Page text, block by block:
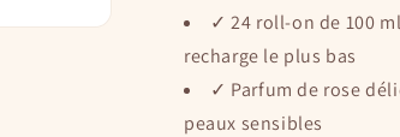
✓ 24 roll-on de 100
recharge le plus bas
✓ Parfum de rose
peaux sensibles